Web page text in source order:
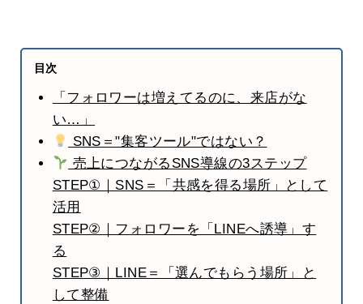
目次
「フォロワーは増えてるのに、来店がな
い…」
SNS＝"集客ツール"ではない？
売上につながるSNS導線の3ステップ
STEP①｜SNS＝「共感を得る場所」として
活用
STEP②｜フォロワーを「LINEへ誘導」す
る
STEP③｜LINE＝「選んでもらう場所」と
して整備